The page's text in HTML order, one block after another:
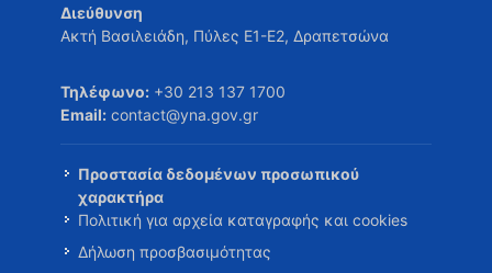
Διεύθυνση
Ακτή Βασιλειάδη, Πύλες Ε1-Ε2, Δραπετσώνα
Τηλέφωνο: +30 213 137 1700
Email: contact@yna.gov.gr
Προστασία δεδομένων προσωπικού
χαρακτήρα
Πολιτική για αρχεία καταγραφής και cookies
Δήλωση προσβασιμότητας